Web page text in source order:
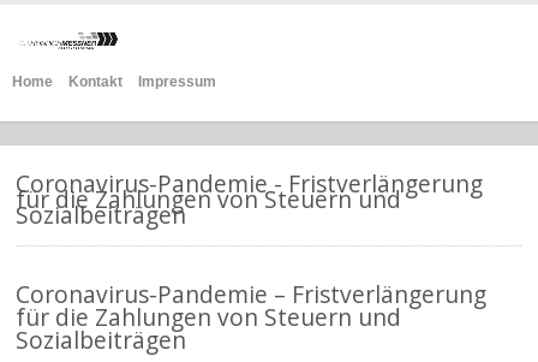
Home Kontakt Impressum
Coronavirus-Pandemie - Fristverlängerung
für die Zahlungen von Steuern und
Sozialbeiträgen
Coronavirus-Pandemie – Fristverlängerung
für die Zahlungen von Steuern und
Sozialbeiträgen